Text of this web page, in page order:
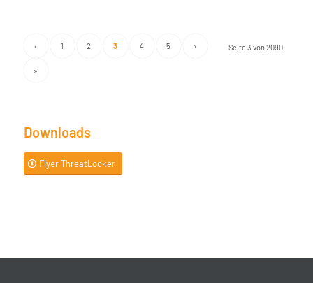
Seite 3 von 2090
‹ 1 2 3 4 5 ›
»
Downloads
Flyer ThreatLocker